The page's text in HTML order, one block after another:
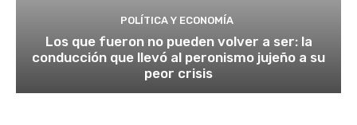
POLÍTICA Y ECONOMÍA
Los que fueron no pueden volver a ser: la
conducción que llevó al peronismo jujeño a su
peor crisis